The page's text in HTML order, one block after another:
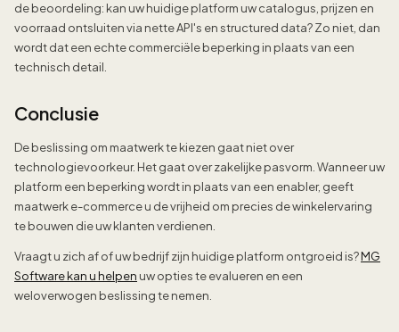
de beoordeling: kan uw huidige platform uw catalogus, prijzen en
voorraad ontsluiten via nette API's en structured data? Zo niet, dan
wordt dat een echte commerciële beperking in plaats van een
technisch detail.
Conclusie
De beslissing om maatwerk te kiezen gaat niet over
technologievoorkeur. Het gaat over zakelijke pasvorm. Wanneer uw
platform een beperking wordt in plaats van een enabler, geeft
maatwerk e-commerce u de vrijheid om precies de winkelervaring
te bouwen die uw klanten verdienen.
Vraagt u zich af of uw bedrijf zijn huidige platform ontgroeid is?MG
Software kan u helpen uw opties te evalueren en een
weloverwogen beslissing te nemen.